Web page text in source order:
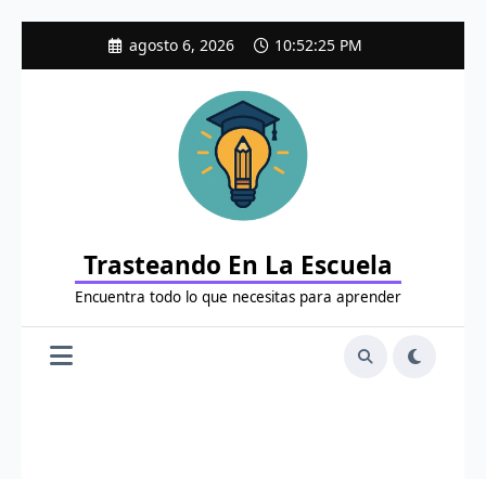
agosto 6, 2026 10:52:26 PM
Trasteando En La Escuela
Encuentra todo lo que necesitas para aprender